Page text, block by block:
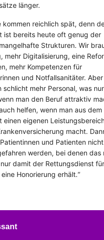
länger.
kommen reichlich spät, denn
ist bereits heute oft genug der
Strukturen. Wir
mehr Digitalisierung, eine
mehr Kompetenzen für
und Notfallsanitäter.
schlicht mehr Personal, was
man den Beruf attraktiv
helfen, wenn man aus dem
einen eigenen
macht.
und Patienten
werden, bei denen das
damit der Rettungsdienst für
Honorierung erhält.“